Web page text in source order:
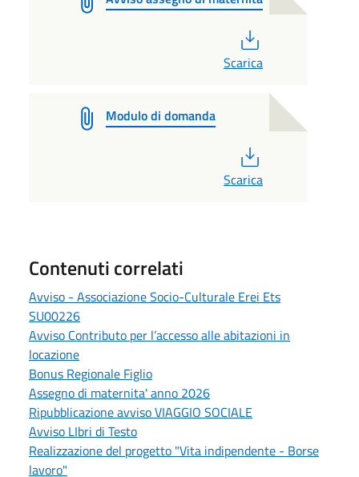
Scarica
Modulo di domanda
Scarica
Contenuti correlati
Avviso - Associazione Socio-Culturale Erei Ets
SU00226
Avviso Contributo per l’accesso alle abitazioni in
locazione
Bonus Regionale Figlio
Assegno di maternita' anno 2026
Ripubblicazione avviso VIAGGIO SOCIALE
Avviso LIbri di Testo
Realizzazione del progetto "Vita indipendente - Borse
lavoro"